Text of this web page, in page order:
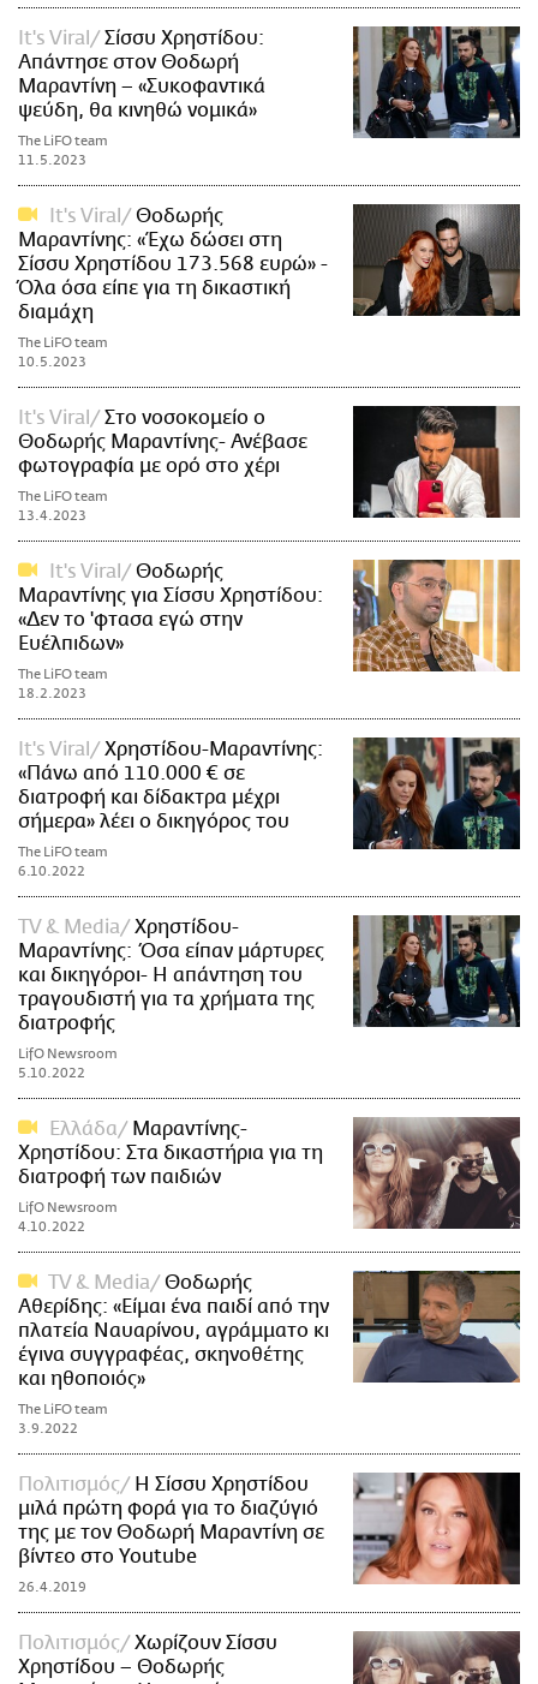
It's Viral
Σίσσυ Χρηστίδου:
Απάντησε στον Θοδωρή
Μαραντίνη – «Συκοφαντικά
ψεύδη, θα κινηθώ νομικά»
The LiFO team
11.5.2023
It's Viral
Θοδωρής
Μαραντίνης: «Έχω δώσει στη
Σίσσυ Χρηστίδου 173.568 ευρώ» -
Όλα όσα είπε για τη δικαστική
διαμάχη
The LiFO team
10.5.2023
It's Viral
Στο νοσοκομείο ο
Θοδωρής Μαραντίνης- Ανέβασε
φωτογραφία με ορό στο χέρι
The LiFO team
13.4.2023
It's Viral
Θοδωρής
Μαραντίνης για Σίσσυ Χρηστίδου:
«Δεν το 'φτασα εγώ στην
Ευέλπιδων»
The LiFO team
18.2.2023
It's Viral
Χρηστίδου-Μαραντίνης:
«Πάνω από 110.000 € σε
διατροφή και δίδακτρα μέχρι
σήμερα» λέει ο δικηγόρος του
The LiFO team
6.10.2022
TV & Media
Χρηστίδου-
Μαραντίνης: Όσα είπαν μάρτυρες
και δικηγόροι- Η απάντηση του
τραγουδιστή για τα χρήματα της
διατροφής
LifO Newsroom
5.10.2022
Ελλάδα
Μαραντίνης-
Χρηστίδου: Στα δικαστήρια για τη
διατροφή των παιδιών
LifO Newsroom
4.10.2022
TV & Media
Θοδωρής
Αθερίδης: «Είμαι ένα παιδί από την
πλατεία Ναυαρίνου, αγράμματο κι
έγινα συγγραφέας, σκηνοθέτης
και ηθοποιός»
The LiFO team
3.9.2022
Πολιτισμός
Η Σίσσυ Χρηστίδου
μιλά πρώτη φορά για το διαζύγιό
της με τον Θοδωρή Μαραντίνη σε
βίντεο στο Youtube
26.4.2019
Πολιτισμός
Χωρίζουν Σίσσυ
Χρηστίδου – Θοδωρής